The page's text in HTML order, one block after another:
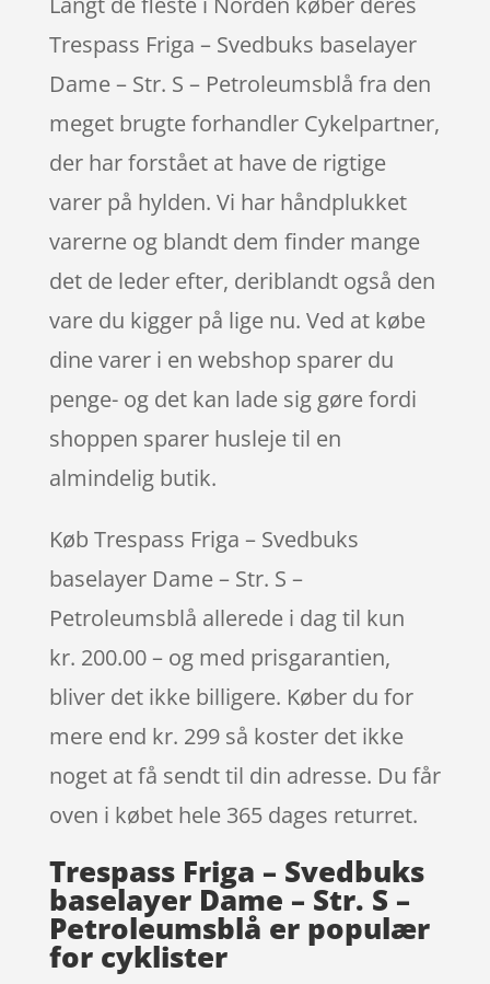
Trespass Friga – Svedbuks baselayer
Dame – Str. S – Petroleumsblå fra den
meget brugte forhandler Cykelpartner,
der har forstået at have de rigtige
varer på hylden. Vi har håndplukket
varerne og blandt dem finder mange
det de leder efter, deriblandt også den
vare du kigger på lige nu. Ved at købe
dine varer i en webshop sparer du
penge- og det kan lade sig gøre fordi
shoppen sparer husleje til en
almindelig butik.
Køb Trespass Friga – Svedbuks
baselayer Dame – Str. S –
Petroleumsblå allerede i dag til kun
kr. 200.00 – og med prisgarantien,
bliver det ikke billigere. Køber du for
mere end kr. 299 så koster det ikke
noget at få sendt til din adresse. Du får
oven i købet hele 365 dages returret.
Trespass Friga – Svedbuks
baselayer Dame – Str. S –
Petroleumsblå er populær
for cyklister